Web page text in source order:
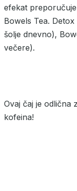
efekat
Bowels Tea.
šolje dnevno),
večere).
Ovaj čaj je odlična
kofeina!